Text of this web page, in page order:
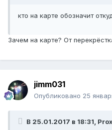
кто на карте обозначит
Зачем на карте? От
jimm031
Опубликовано 25
В 25.01.2017 в 18:31,